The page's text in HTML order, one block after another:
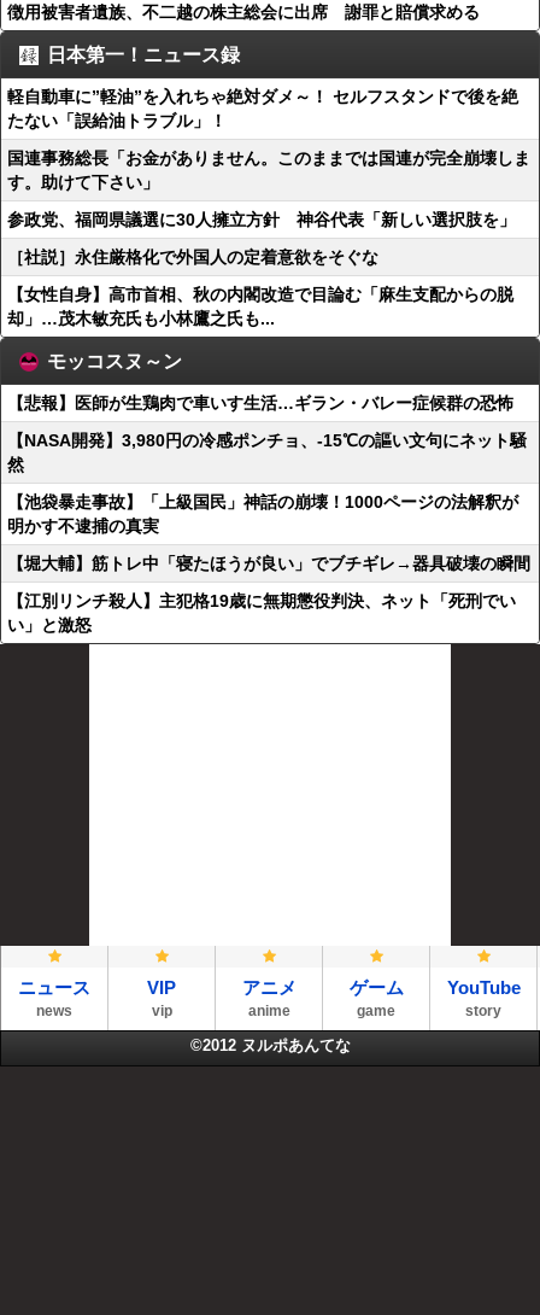
徴用被害者遺族、不二越の株主総会に出席 謝罪と賠償求める
日本第一！ニュース録
軽自動車に”軽油”を入れちゃ絶対ダメ～！ セルフスタンドで後を絶
たない「誤給油トラブル」！
国連事務総長「お金がありません。このままでは国連が完全崩壊しま
す。助けて下さい」
参政党、福岡県議選に30人擁立方針 神谷代表「新しい選択肢を」
［社説］永住厳格化で外国人の定着意欲をそぐな
【女性自身】高市首相、秋の内閣改造で目論む「麻生支配からの脱
却」…茂木敏充氏も小林鷹之氏も...
モッコスヌ～ン
【悲報】医師が生鶏肉で車いす生活…ギラン・バレー症候群の恐怖
【NASA開発】3,980円の冷感ポンチョ、-15℃の謳い文句にネット騒
然
【池袋暴走事故】「上級国民」神話の崩壊！1000ページの法解釈が
明かす不逮捕の真実
【堀大輔】筋トレ中「寝たほうが良い」でブチギレ→器具破壊の瞬間
【江別リンチ殺人】主犯格19歳に無期懲役判決、ネット「死刑でい
い」と激怒
ニュース
news
VIP
vip
アニメ
anime
ゲーム
game
YouTube
story
©2012 ヌルポあんてな